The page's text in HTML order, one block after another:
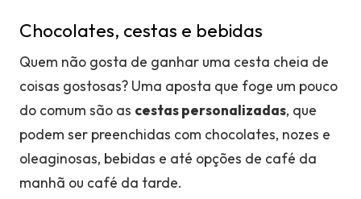
Chocolates, cestas e bebidas
Quem não gosta de ganhar uma cesta cheia de
coisas gostosas? Uma aposta que foge um pouco
do comum são as cestas personalizadas, que
podem ser preenchidas com chocolates, nozes e
oleaginosas, bebidas e até opções de café da
manhã ou café da tarde.